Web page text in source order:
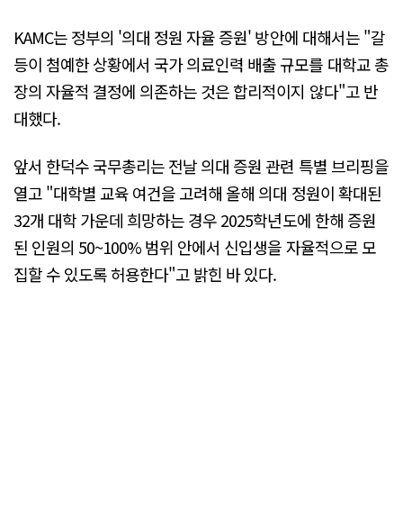
KAMC는 정부의 '의대 정원 자율 증원' 방안에 대해서는 "갈
등이 첨예한 상황에서 국가 의료인력 배출 규모를 대학교 총
장의 자율적 결정에 의존하는 것은 합리적이지 않다"고 반
대했다.
앞서 한덕수 국무총리는 전날 의대 증원 관련 특별 브리핑을
열고 "대학별 교육 여건을 고려해 올해 의대 정원이 확대된
32개 대학 가운데 희망하는 경우 2025학년도에 한해 증원
된 인원의 50~100% 범위 안에서 신입생을 자율적으로 모
집할 수 있도록 허용한다"고 밝힌 바 있다.